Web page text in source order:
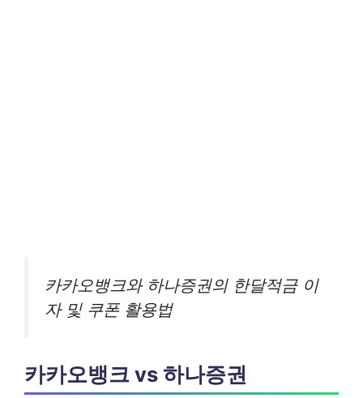
카카오뱅크와 하나증권의 한달적금 이
자 및 쿠폰 활용법
카카오뱅크 vs 하나증권